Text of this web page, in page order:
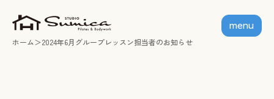
menu
ホーム 2024年6月グループレッスン担当者のお知らせ